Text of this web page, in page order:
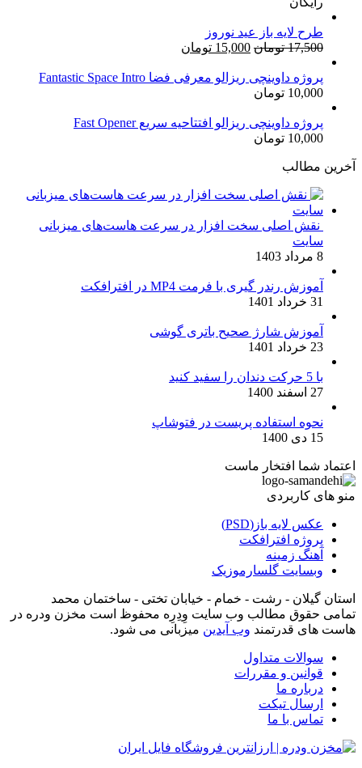
طرح لایه باز عید نوروز
17,500 تومان قیمت
17,500 تومان
15,000 تومان
15,000 تومان.
پروژه داوینچی ریزالو معرفی فضا Fantastic Space Intro
10,000 تومان
پروژه داوینچی ریزالو افتتاحیه سریع Fast Opener
10,000 تومان
آخرین مطالب
نقش اصلی سخت افزار در سرعت هاست‌های میزبانی
سایت
8 مرداد 1403
آموزش رندر گیری با فرمت MP4 در افترافکت
31 خرداد 1401
آموزش شارژ صحیح باتری گوشی
23 خرداد 1401
با 5 حرکت دندان را سفید کنید
27 اسفند 1400
نحوه استفاده پریست در فتوشاپ
15 دی 1400
اعتماد شما افتخار ماست
منو های کاربردی
عکس لایه باز(PSD)
پروژه افترافکت
آهنگ زمینه
وبسایت گلسارموزیک
استان گیلان - رشت - خمام - خیابان تختی - ساختمان محمد
تمامی حقوق مطالب وب سایت وِدِرِه محفوظ است مخزن ودره در
هاست های قدرتمند وب آیدین میزبانی می شود.
سوالات متداول
قوانین و مقررات
درباره ما
ارسال تیکت
تماس با ما